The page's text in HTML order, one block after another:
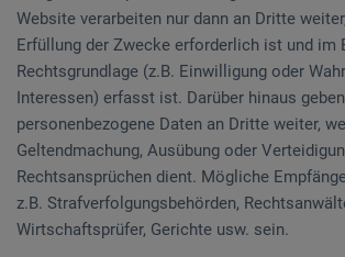
Website verarbeiten nur dann an Dritte
Erfüllung der Zwecke erforderlich ist und im
Rechtsgrundlage (z.B. Einwilligung oder
Interessen) erfasst ist. Darüber hinaus
personenbezogene Daten an Dritte weiter,
Geltendmachung, Ausübung oder
Rechtsansprüchen dient. Mögliche
z.B. Strafverfolgungsbehörden,
Wirtschaftsprüfer, Gerichte usw. sein.